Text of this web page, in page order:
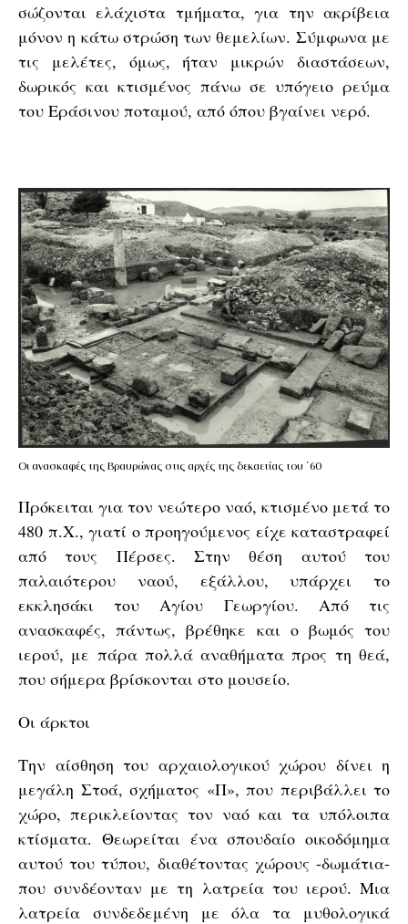
σώζονται ελάχιστα τμήματα, για την ακρίβεια
μόνον η κάτω στρώση των θεμελίων. Σύμφωνα με
τις μελέτες, όμως, ήταν μικρών διαστάσεων,
δωρικός και κτισμένος πάνω σε υπόγειο ρεύμα
του Εράσινου ποταμού, από όπου βγαίνει νερό.
Οι ανασκαφές της Βραυρώνας στις αρχές της δεκαετίας του ΄60
Πρόκειται για τον νεώτερο ναό, κτισμένο μετά το
480 π.Χ., γιατί ο προηγούμενος είχε καταστραφεί
από τους Πέρσες. Στην θέση αυτού του
παλαιότερου ναού, εξάλλου, υπάρχει το
εκκλησάκι του Αγίου Γεωργίου. Από τις
ανασκαφές, πάντως, βρέθηκε και ο βωμός του
ιερού, με πάρα πολλά αναθήματα προς τη θεά,
που σήμερα βρίσκονται στο μουσείο.
Οι άρκτοι
Την αίσθηση του αρχαιολογικού χώρου δίνει η
μεγάλη Στοά, σχήματος «Π», που περιβάλλει το
χώρο, περικλείοντας τον ναό και τα υπόλοιπα
κτίσματα. Θεωρείται ένα σπουδαίο οικοδόμημα
αυτού του τύπου, διαθέτοντας χώρους -δωμάτια-
που συνδέονταν με τη λατρεία του ιερού. Μια
λατρεία συνδεδεμένη με όλα τα μυθολογικά